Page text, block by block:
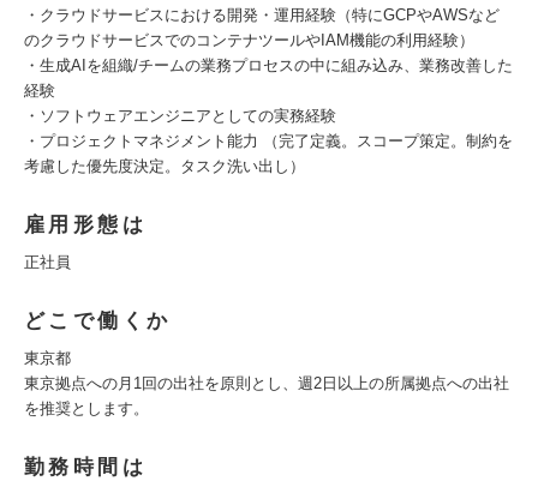
・クラウドサービスにおける開発・運用経験（特にGCPやAWSなど
のクラウドサービスでのコンテナツールやIAM機能の利用経験）
・生成AIを組織/チームの業務プロセスの中に組み込み、業務改善した
経験
・ソフトウェアエンジニアとしての実務経験
・プロジェクトマネジメント能力 （完了定義。スコープ策定。制約を
考慮した優先度決定。タスク洗い出し）
雇用形態は
正社員
どこで働くか
東京都
東京拠点への月1回の出社を原則とし、週2日以上の所属拠点への出社
を推奨とします。
勤務時間は